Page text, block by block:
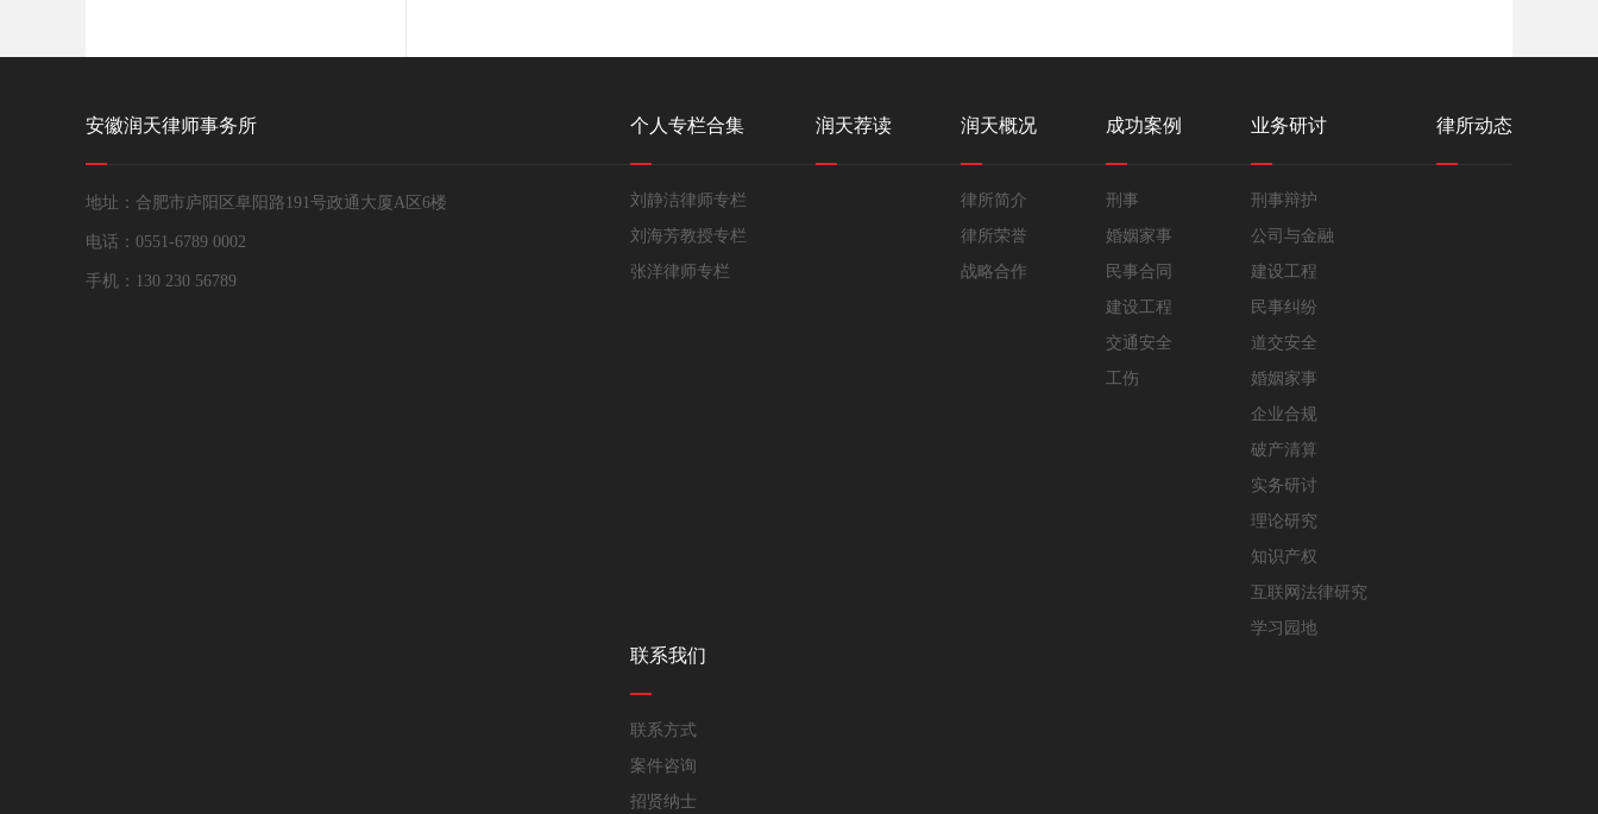
安徽润天律师事务所
地址：合肥市庐阳区阜阳路191号政通大厦A区6楼
电话：0551-6789 0002
手机：130 230 56789
个人专栏合集
刘静洁律师专栏
刘海芳教授专栏
张洋律师专栏
润天荐读 润天概况
律所简介
律所荣誉
战略合作
成功案例
刑事
婚姻家事
民事合同
建设工程
交通安全
工伤
业务研讨
刑事辩护
公司与金融
建设工程
民事纠纷
道交安全
婚姻家事
企业合规
破产清算
实务研讨
理论研究
知识产权
互联网法律研究
学习园地
律所动态
联系我们
联系方式
案件咨询
招贤纳士